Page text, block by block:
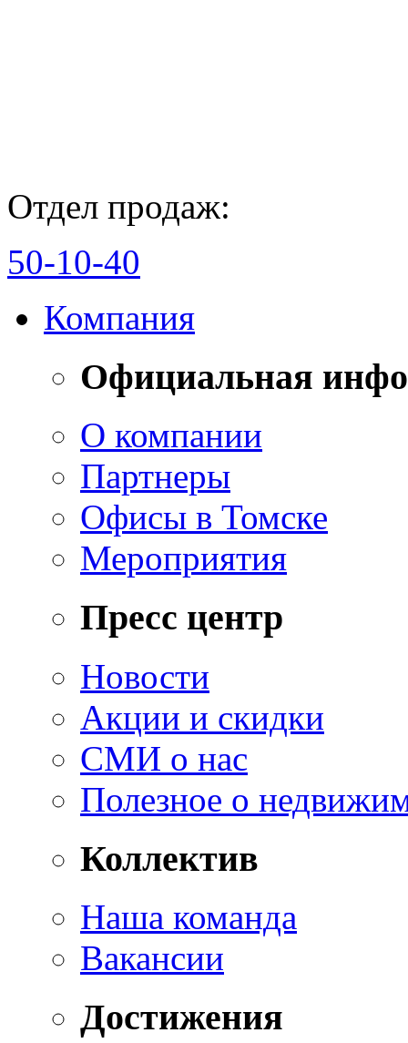
Отдел продаж:
50-10-40
Компания
Официальная
О компании
Партнеры
Офисы в Томске
Мероприятия
Пресс центр
Новости
Акции и скидки
СМИ о нас
Полезное о
Коллектив
Наша команда
Вакансии
Достижения